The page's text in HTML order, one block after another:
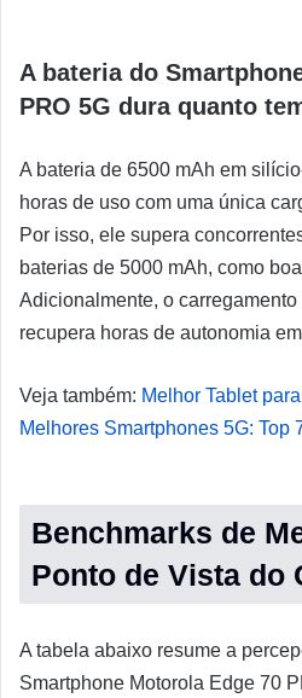
A bateria do
PRO 5G dura quanto
A bateria de 6500 mAh em
horas de uso com uma única
Por isso, ele supera
baterias de 5000 mAh, como
Adicionalmente, o
recupera horas de autonomia
Veja também: Melhor Tablet
Melhores Smartphones 5G: Top
Benchmarks de
Ponto de Vista do
A tabela abaixo resume a
Smartphone Motorola Edge 70